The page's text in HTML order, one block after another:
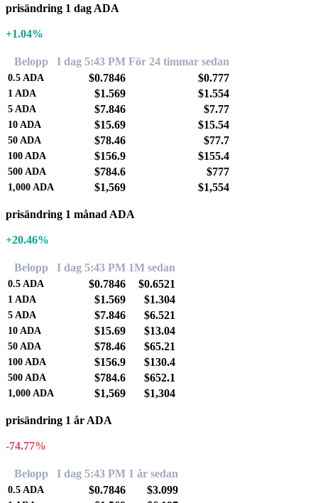
prisändring 1 dag ADA
+1.04%
Belopp I dag 5:43 PM För 24 timmar sedan
0.5 ADA $0.7846 $0.777
1 ADA $1.569 $1.554
5 ADA $7.846 $7.77
10 ADA $15.69 $15.54
50 ADA $78.46 $77.7
100 ADA $156.9 $155.4
500 ADA $784.6 $777
1,000 ADA $1,569 $1,554
prisändring 1 månad ADA
+20.46%
Belopp I dag 5:43 PM 1M sedan
0.5 ADA $0.7846 $0.6521
1 ADA $1.569 $1.304
5 ADA $7.846 $6.521
10 ADA $15.69 $13.04
50 ADA $78.46 $65.21
100 ADA $156.9 $130.4
500 ADA $784.6 $652.1
1,000 ADA $1,569 $1,304
prisändring 1 år ADA
-74.77%
Belopp I dag 5:43 PM 1 år sedan
0.5 ADA $0.7846 $3.099